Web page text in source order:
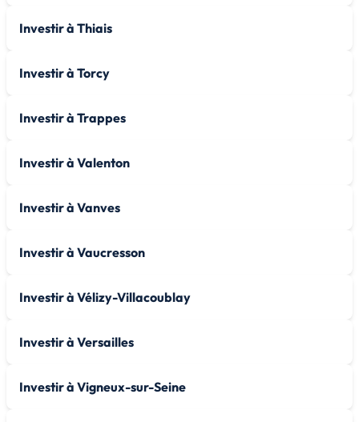
Investir à Thiais
Investir à Torcy
Investir à Trappes
Investir à Valenton
Investir à Vanves
Investir à Vaucresson
Investir à Vélizy-Villacoublay
Investir à Versailles
Investir à Vigneux-sur-Seine